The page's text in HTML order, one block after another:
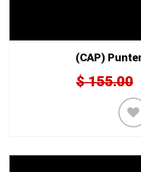
(CAP)
$155.00